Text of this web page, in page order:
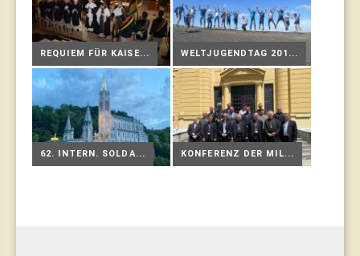
REQUIEM FÜR KAISE... WELTJUGENDTAG 201...
62. INTERN. SOLDA... KONFERENZ DER MIL...